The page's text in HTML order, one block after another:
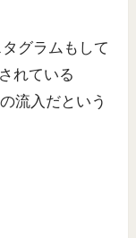
グラムもして
れている
流入だという